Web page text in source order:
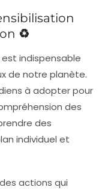
♻️
est indispensable
de notre planète.
à adopter pour
des
des
individuel et
actions qui